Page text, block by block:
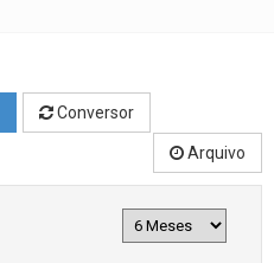
Conversor
Arquivo